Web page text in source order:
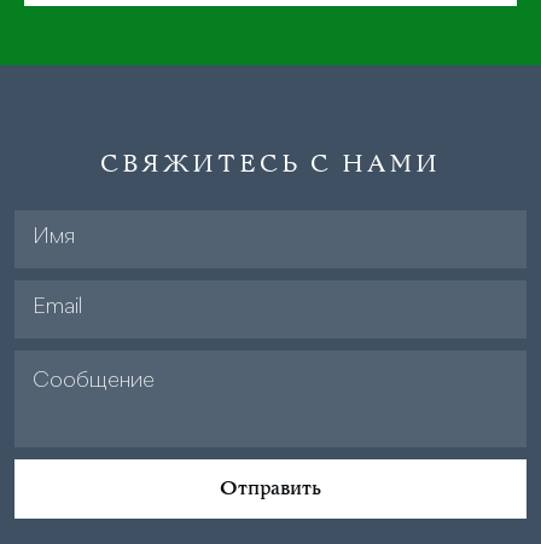
СВЯЖИТЕСЬ С НАМИ
Отправить